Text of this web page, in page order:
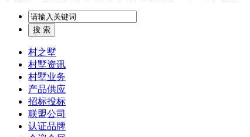
村之墅
村墅资讯
村墅业务
产品供应
招标投标
联盟公司
认证品牌